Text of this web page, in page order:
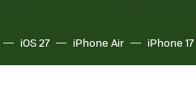
iOS 27 iPhone Air iPhone 17